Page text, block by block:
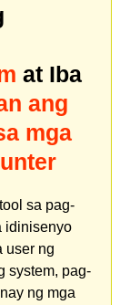
at Iba
ang
mga
sa pag-
idinisenyo
user ng
system, pag-
ng mga